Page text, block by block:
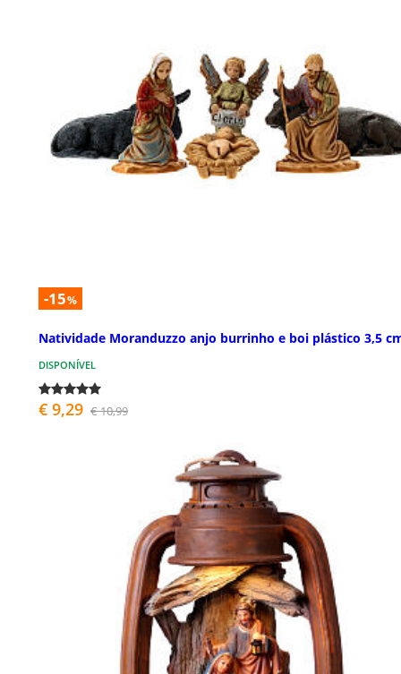
-15%
Natividade Moranduzzo anjo burrinho e boi plástico 3,5
DISPONÍVEL
€ 9,29 € 10,99